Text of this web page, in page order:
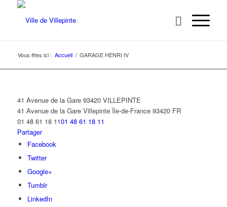
Vous êtes ici : Accueil / GARAGE HENRI IV
41 Avenue de la Gare 93420 VILLEPINTE
41 Avenue de la Gare Villepinte Île-de-France 93420 FR
01 48 61 18 1101 48 61 18 11
Partager
Facebook
Twitter
Google+
Tumblr
LinkedIn